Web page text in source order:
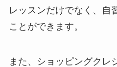
レッスンだけでなく、自
ことができます。
また、ショッピングクレ